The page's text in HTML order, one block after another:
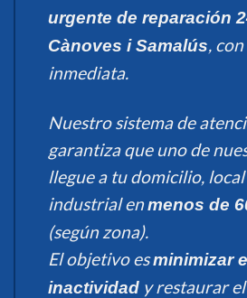
urgente de reparación
Cànoves i Samalús,
inmediata.
Nuestro sistema de
garantiza que uno de
llegue a tu domicilio,
industrial enmenos de
(según zona).
El objetivo esminimizar
inactividad y restaurar